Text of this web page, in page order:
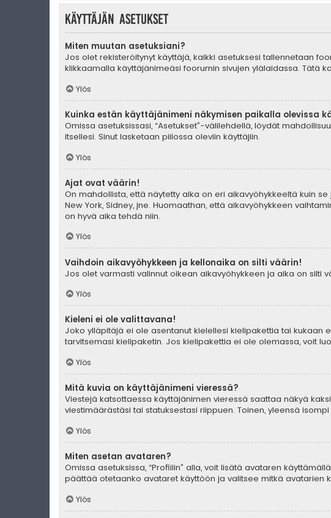
Käyttäjän asetukset
Miten muutan asetuksiani?
Jos olet rekisteröitynyt käyttäjä, kaikki asetuksesi tallennetaan
klikkaamalla käyttäjänimeäsi foorumin sivujen ylälaidassa. Tätä
Ylös
Kuinka estän käyttäjänimeni näkymisen paikalla olevissa
Omissa asetuksissasi, “Asetukset”-välilehdellä, löydät
itsellesi. Sinut lasketaan piilossa oleviin käyttäjiin.
Ylös
Ajat ovat väärin!
On mahdollista, että näytetty aika on eri aikavyöhykkeeltä kuin
New York, Sidney, jne. Huomaathan, että aikavyöhykkeen
on hyvä aika tehdä niin.
Ylös
Vaihdoin aikavyöhykkeen ja kellonaika on silti väärin!
Jos olet varmasti valinnut oikean aikavyöhykkeen ja aika on silti
Ylös
Kieleni ei ole valittavana!
Joko ylläpitäjä ei ole asentanut kielellesi kielipakettia tai kukaan
tarvitsemasi kielipaketin. Jos kielipakettia ei ole olemassa, voit
Ylös
Mitä kuvia on käyttäjänimeni vieressä?
Viestejä katsottaessa käyttäjänimen vieressä saattaa näkyä
viestimäärästäsi tai statuksestasi riippuen. Toinen, yleensä
Ylös
Miten asetan avataren?
Omissa asetuksissa, “Profiilin” alla, voit lisätä avataren
päättää otetaanko avataret käyttöön ja valitsee mitkä avatarien
Ylös